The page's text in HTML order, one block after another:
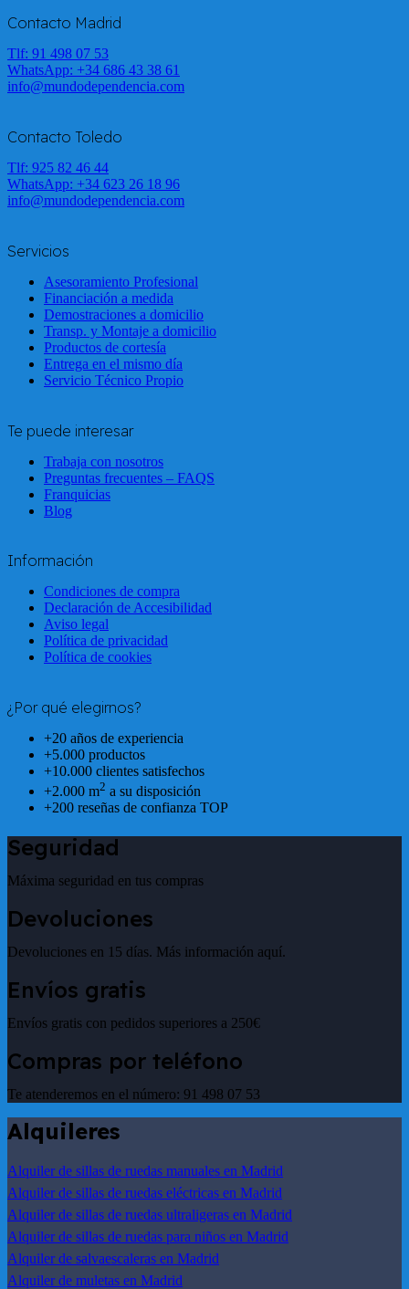
Contacto Madrid
Tlf: 91 498 07 53
WhatsApp: +34 686 43 38 61
info@mundodependencia.com
Contacto Toledo
Tlf: 925 82 46 44
WhatsApp: +34 623 26 18 96
info@mundodependencia.com
Servicios
Asesoramiento Profesional
Financiación a medida
Demostraciones a domicilio
Transp. y Montaje a domicilio
Productos de cortesía
Entrega en el mismo día
Servicio Técnico Propio
Te puede interesar
Trabaja con nosotros
Preguntas frecuentes – FAQS
Franquicias
Blog
Información
Condiciones de compra
Declaración de Accesibilidad
Aviso legal
Política de privacidad
Política de cookies
¿Por qué elegirnos?
+20 años de experiencia
+5.000 productos
+10.000 clientes satisfechos
+2.000 m2 a su disposición
+200 reseñas de confianza TOP
Seguridad
Máxima seguridad en tus compras
Devoluciones
Devoluciones en 15 días. Más información aquí.
Envíos gratis
Envíos gratis con pedidos superiores a 250€
Compras por teléfono
Te atenderemos en el número: 91 498 07 53
Alquileres
Alquiler de sillas de ruedas manuales en Madrid
Alquiler de sillas de ruedas eléctricas en Madrid
Alquiler de sillas de ruedas ultraligeras en Madrid
Alquiler de sillas de ruedas para niños en Madrid
Alquiler de salvaescaleras en Madrid
Alquiler de muletas en Madrid